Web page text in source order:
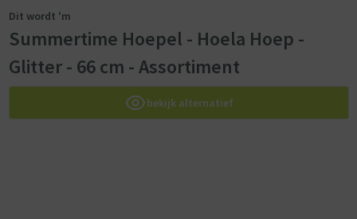
Dit wordt 'm
Summertime Hoepel - Hoela Hoep -
Glitter - 66 cm - Assortiment
bekijk alternatief